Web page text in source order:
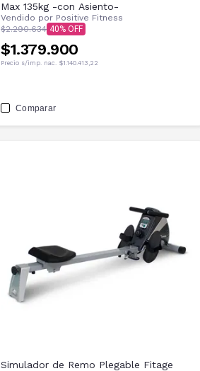
Max 135kg -con Asiento-
Vendido por Positive Fitness
$2.290.634 40
$1.379.900
Precio s/imp. nac. $1.140.413,22
Comparar
Simulador de Remo Plegable Fitage